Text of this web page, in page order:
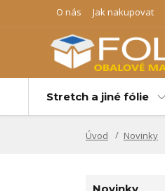
O nás Jak nakupovat
Stretch a jiné fólie
Úvod Novinky